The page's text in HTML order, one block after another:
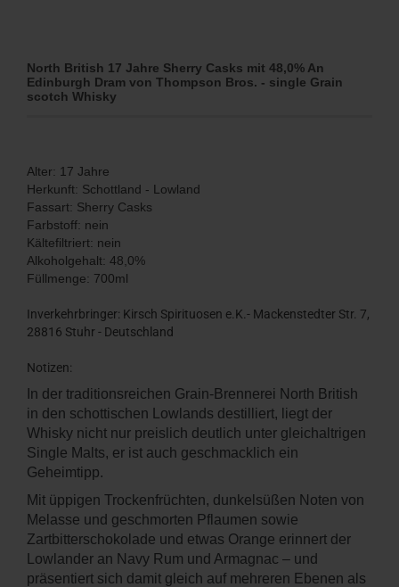
North British 17 Jahre Sherry Casks mit 48,0% An
Edinburgh Dram von Thompson Bros. - single Grain
scotch Whisky
Alter: 17 Jahre
Herkunft: Schottland - Lowland
Fassart: Sherry Casks
Farbstoff: nein
Kältefiltriert: nein
Alkoholgehalt: 48,0%
Füllmenge: 700ml
Inverkehrbringer: Kirsch Spirituosen e.K.- Mackenstedter Str. 7,
28816 Stuhr - Deutschland
Notizen:
In der traditionsreichen Grain-Brennerei North British
in den schottischen Lowlands destilliert, liegt der
Whisky nicht nur preislich deutlich unter gleichaltrigen
Single Malts, er ist auch geschmacklich ein
Geheimtipp.
Mit üppigen Trockenfrüchten, dunkelsüßen Noten von
Melasse und geschmorten Pflaumen sowie
Zartbitterschokolade und etwas Orange erinnert der
Lowlander an Navy Rum und Armagnac – und
präsentiert sich damit gleich auf mehreren Ebenen als